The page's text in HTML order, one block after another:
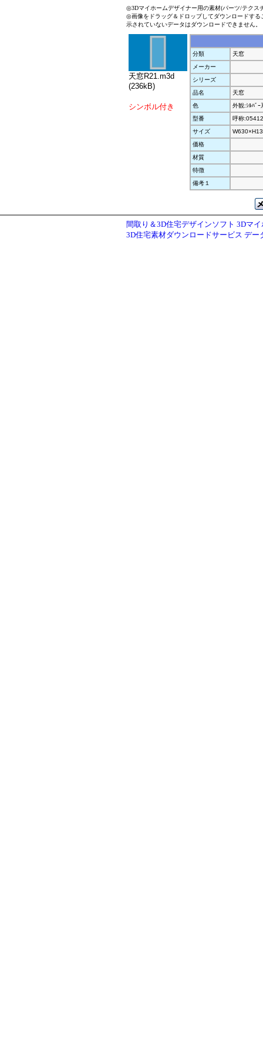
◎3Dマイホームデザイナー用の素材(パーツ/テクス
◎画像をドラッグ＆ドロップしてダウンロードす
示されていないデータはダウンロードできません。
天窓R21.m3d
(236kB)
シンボル付き
分類
天窓
メーカー
シリーズ
品名
天窓
色
外観:ｼﾙﾊﾞｰ
型番
呼称:05412
サイズ
価格
材質
特徴
備考１
間取り＆3D住宅デザインソフト 3Dマ
3D住宅素材ダウンロードサービス デー